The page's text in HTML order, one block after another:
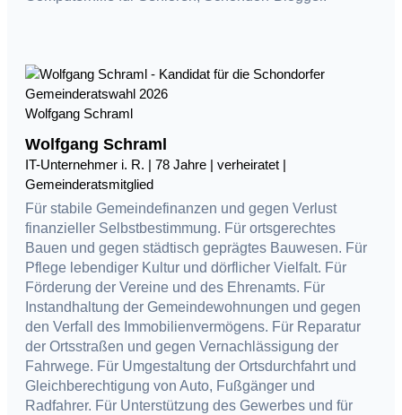
Wolfgang Schraml
Wolfgang Schraml
IT-Unternehmer i. R. | 78 Jahre | verheiratet |
Gemeinderatsmitglied
Für stabile Gemeindefinanzen und gegen Verlust
finanzieller Selbstbestimmung. Für ortsgerechtes
Bauen und gegen städtisch geprägtes Bauwesen. Für
Pflege lebendiger Kultur und dörflicher Vielfalt. Für
Förderung der Vereine und des Ehrenamts. Für
Instandhaltung der Gemeindewohnungen und gegen
den Verfall des Immobilienvermögens. Für Reparatur
der Ortsstraßen und gegen Vernachlässigung der
Fahrwege. Für Umgestaltung der Ortsdurchfahrt und
Gleichberechtigung von Auto, Fußgänger und
Radfahrer. Für Unterstützung des Gewerbes und für